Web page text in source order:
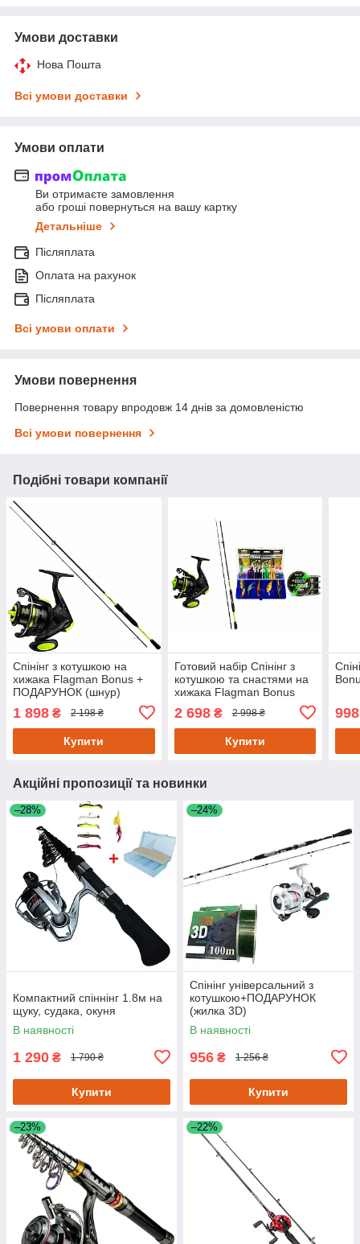
Умови доставки
Нова Пошта
Всі умови доставки
Умови оплати
Ви отримаєте замовлення
або гроші повернуться на вашу картку
Детальніше
Післяплата
Оплата на рахунок
Післяплата
Всі умови оплати
Умови повернення
Повернення товару впродовж 14 днів за домовленістю
Всі умови повернення
Подібні товари компанії
Спінінг з котушкою на
хижака Flagman Bonus +
ПОДАРУНОК (шнур)
1 898 ₴ 2 198 ₴
Купити
Готовий набір Спінінг з
котушкою та снастями на
хижака Flagman Bonus
2 698₴ 2 998 ₴
Купити
998
Акційні пропозиції та новинки
–28%
Компактний спіннінг 1.8м на
щуку, судака, окуня
В наявності
1 290 ₴ 1 790 ₴
Купити
–24%
Спінінг універсальний з
котушкою+ПОДАРУНОК
(жилка 3D)
В наявності
956 ₴ 1 256 ₴
Купити
–23% –22%